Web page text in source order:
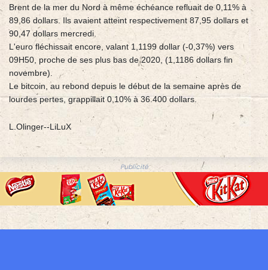
Brent de la mer du Nord à même échéance refluait de 0,11% à
89,86 dollars. Ils avaient atteint respectivement 87,95 dollars et
90,47 dollars mercredi.
L'euro fléchissait encore, valant 1,1199 dollar (-0,37%) vers
09H50, proche de ses plus bas de 2020, (1,1186 dollars fin
novembre).
Le bitcoin, au rebond depuis le début de la semaine après de
lourdes pertes, grappillait 0,10% à 36.400 dollars.
L.Olinger--LiLuX
Publicité